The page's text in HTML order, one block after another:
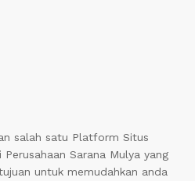
salah satu Platform Situs
Sarana Mulya yang
untuk memudahkan anda